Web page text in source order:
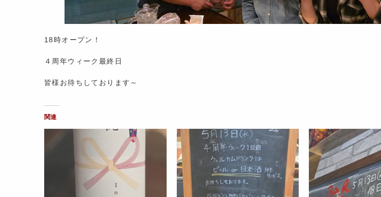
18時オープン！
４周年ウィーク最終日
皆様お待ちしております～
関連